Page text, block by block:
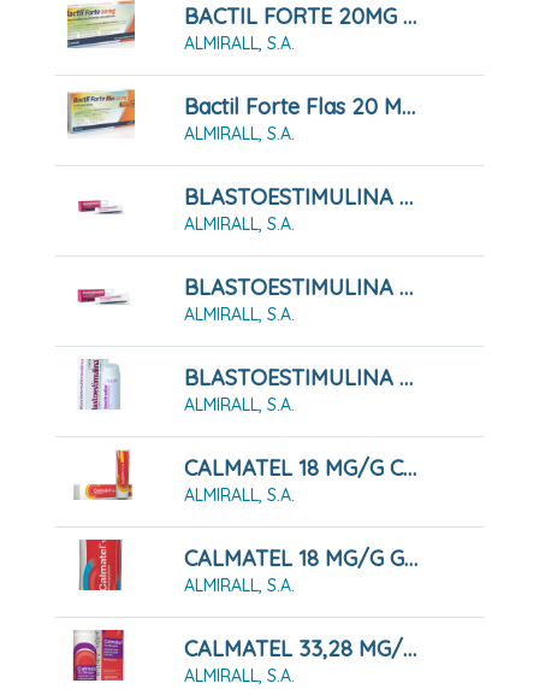
BACTIL FORTE 20MG 10 COMPRIMIDOS
ALMIRALL, S.A.
Bactil Forte Flas 20 Mg 10 Liofilizados Orales
ALMIRALL, S.A.
BLASTOESTIMULINA 10MG/G POMADA 30G
ALMIRALL, S.A.
BLASTOESTIMULINA 10MG/G POMADA 60G
ALMIRALL, S.A.
BLASTOESTIMULINA 2% POLVO CUTÁNEO 5 G
ALMIRALL, S.A.
CALMATEL 18 MG/G CREMA, 60 G
ALMIRALL, S.A.
CALMATEL 18 MG/G GEL, 60 G
ALMIRALL, S.A.
CALMATEL 33,28 MG/ML SOLUCIÓN PARA PULVERIZACIÓN CUTÁNEA, 100 ML
ALMIRALL, S.A.